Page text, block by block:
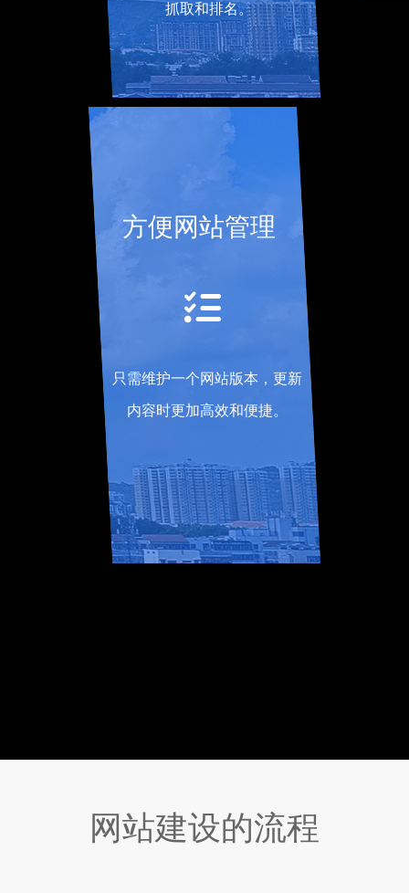
抓取和排名。
方便网站管理
只需维护一个网站版本，更新
内容时更加高效和便捷。
网站建设的流程